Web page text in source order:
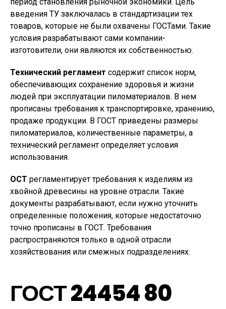
введения ТУ заключалась в стандартизации тех
товаров, которые не были охвачены ГОСТами. Такие
условия разрабатывают сами компании-
изготовители, они являются их собственностью.
Технический регламент содержит список норм,
обеспечивающих сохранение здоровья и жизни
людей при эксплуатации пиломатериалов. В нем
прописаны требования к транспортировке, хранению,
продаже продукции. В ГОСТ приведены размеры
пиломатериалов, количественные параметры, а
технический регламент определяет условия
использования.
ОСТ регламентирует требования к изделиям из
хвойной древесины на уровне отрасли. Такие
документы разрабатывают, если нужно уточнить
определенные положения, которые недостаточно
точно прописаны в ГОСТ. Требования
распространяются только в одной отрасли
хозяйствования или смежных подразделениях.
ГОСТ 24454 80